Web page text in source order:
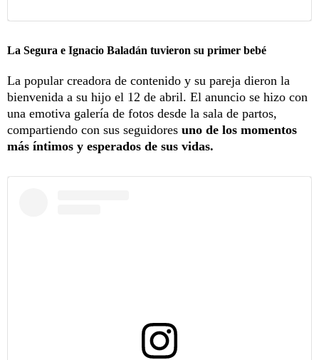
La Segura e Ignacio Baladán tuvieron su primer bebé
La popular creadora de contenido y su pareja dieron la
bienvenida a su hijo el 12 de abril. El anuncio se hizo con
una emotiva galería de fotos desde la sala de partos,
compartiendo con sus seguidores uno de los momentos
más íntimos y esperados de sus vidas.